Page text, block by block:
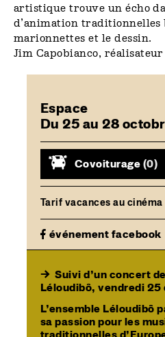
artistique trouve un écho
d’animation traditionnelles
marionnettes et le dessin.
Jim Capobianco, réalisateur
Espace
Du 25 au 28
Covoiturage (0)
Tarif vacances au cinéma
événement facebook
→Suivi d’un concert
Léloudibô, vendredi 25
L’ensemble Léloudibô
sa passion pour les